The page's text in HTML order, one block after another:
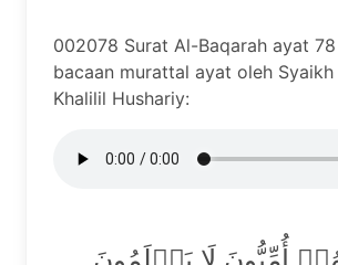
002078 Surat Al-Baqarah ayat
bacaan murattal ayat oleh Syaikh
Khalilil Hushariy: